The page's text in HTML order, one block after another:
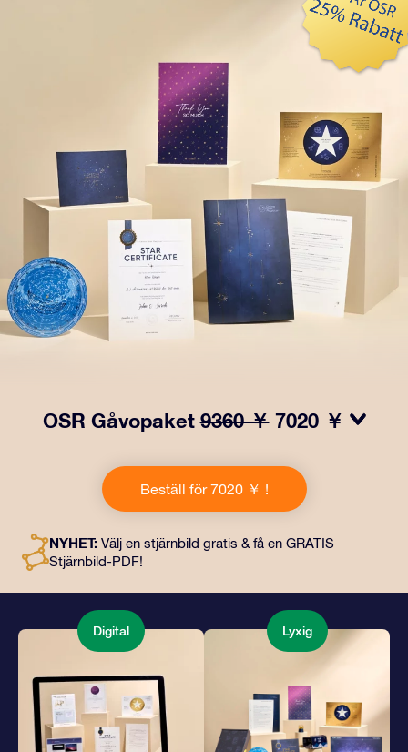
OSR Gåvopaket9360 ￥ 7020 ￥
gåva ingår ett vackert kuvert och personliga dokument
som skickas till en adress som du väljer, samt digitala
dokument och fri användning av våra appar. Det är ett
kära.
Beställ för 7020 ￥ !
NYHET: Välj en stjärnbild gratis & få en GRATIS
Stjärnbild-PDF!
Digital Lyxig